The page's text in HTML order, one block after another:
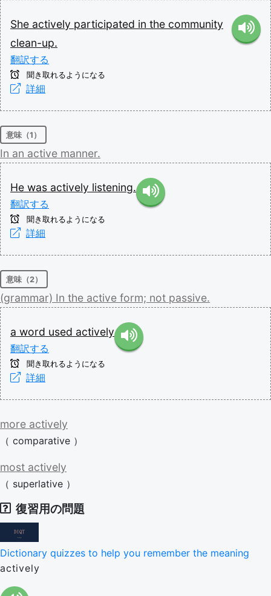
She actively participated in the community
clean-up.
翻訳する
聞き取れるようになる
詳細
意味（1）
In an active manner.
He was actively listening.
翻訳する
聞き取れるようになる
詳細
意味（2）
(grammar) In the active form; not passive.
a word used actively
翻訳する
聞き取れるようになる
詳細
more actively
（ comparative ）
most actively
（ superlative ）
復習用の問題
Dictionary quizzes to help you remember the meaning
actively